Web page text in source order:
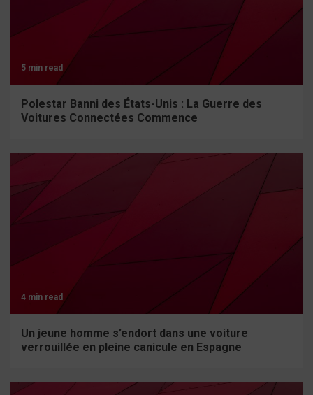
5 min read
Polestar Banni des États-Unis : La Guerre des
Voitures Connectées Commence
4 min read
Un jeune homme s’endort dans une voiture
verrouillée en pleine canicule en Espagne